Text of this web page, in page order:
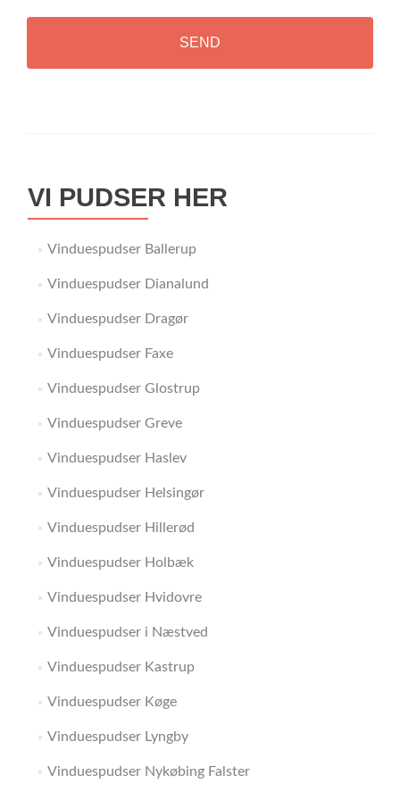
VI PUDSER HER
Vinduespudser Ballerup
Vinduespudser Dianalund
Vinduespudser Dragør
Vinduespudser Faxe
Vinduespudser Glostrup
Vinduespudser Greve
Vinduespudser Haslev
Vinduespudser Helsingør
Vinduespudser Hillerød
Vinduespudser Holbæk
Vinduespudser Hvidovre
Vinduespudser i Næstved
Vinduespudser Kastrup
Vinduespudser Køge
Vinduespudser Lyngby
Vinduespudser Nykøbing Falster